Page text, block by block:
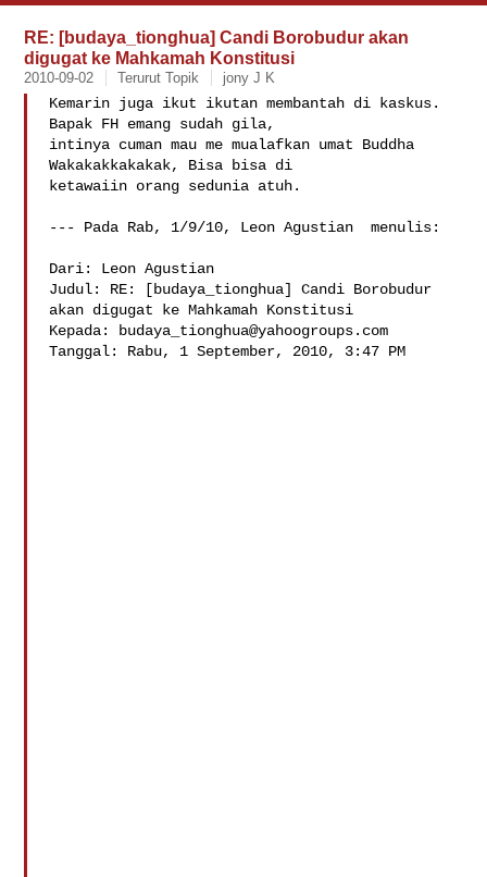
RE: [budaya_tionghua] Candi Borobudur akan
digugat ke Mahkamah Konstitusi
2010-09-02 Terurut Topik jony J K
Kemarin juga ikut ikutan membantah di kaskus.
Bapak FH emang sudah gila,
intinya cuman mau me mualafkan umat Buddha
Wakakakkakakak, Bisa bisa di
ketawaiin orang sedunia atuh.
--- Pada Rab, 1/9/10, Leon Agustian  menulis:
Dari: Leon Agustian
Judul: RE: [budaya_tionghua] Candi Borobudur
akan digugat ke Mahkamah Konstitusi
Kepada:
budaya_tionghua@yahoogroups.com
Tanggal: Rabu, 1 September, 2010, 3:47 PM